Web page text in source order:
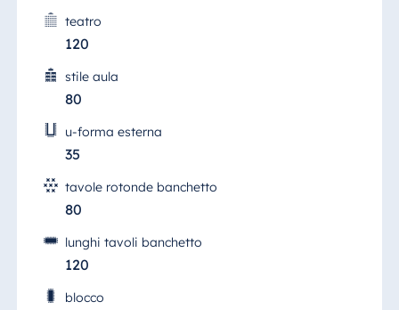
teatro
120
stile aula
80
u-forma esterna
35
tavole rotonde banchetto
80
lunghi tavoli banchetto
120
blocco